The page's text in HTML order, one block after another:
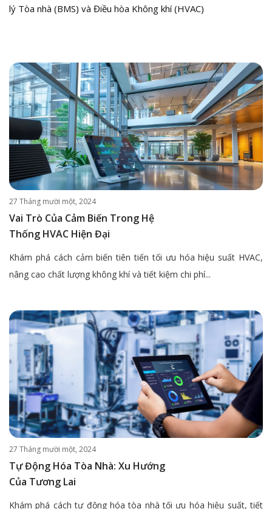
lý Tòa nhà (BMS) và Điều hòa Không khí (HVAC)
27 Tháng mười một, 2024
Vai Trò Của Cảm Biến Trong Hệ
Thống HVAC Hiện Đại
Khám phá cách cảm biến tiên tiến tối ưu hóa hiệu suất HVAC,
nâng cao chất lượng không khí và tiết kiệm chi phí...
27 Tháng mười một, 2024
Tự Động Hóa Tòa Nhà: Xu Hướng
Của Tương Lai
Khám phá cách tự động hóa tòa nhà tối ưu hóa hiệu suất, tiết